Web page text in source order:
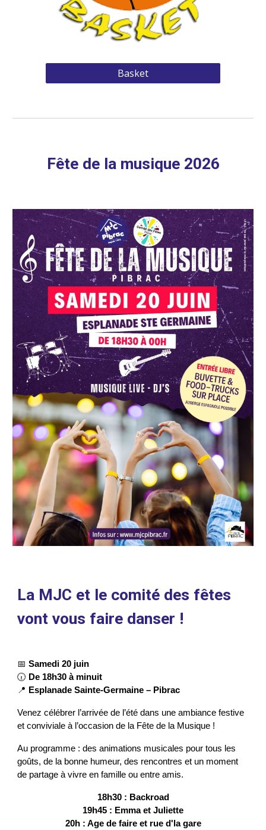
Basket
Fête de la musique 2026
La MJC et le comité des fêtes
vont vous faire danser !
📅Samedi 20 juin
🕡 De 18h30 à minuit
📍 Esplanade Sainte-Germaine – Pibrac
Venez célébrer l’arrivée de l’été dans une ambiance festive
et conviviale à l’occasion de la Fête de la Musique !
Au programme : des animations musicales pour tous les
goûts, de la bonne humeur, des rencontres et un moment
de partage à vivre en famille ou entre amis.
18h30 : Backroad
19h45 : Emma et Juliette
20h : Age de faire et rue d'la gare